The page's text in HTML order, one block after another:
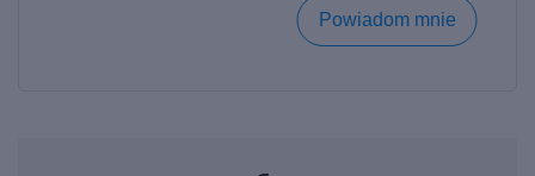
Powiadom mnie